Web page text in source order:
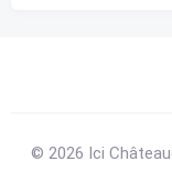
© 2026 Ici